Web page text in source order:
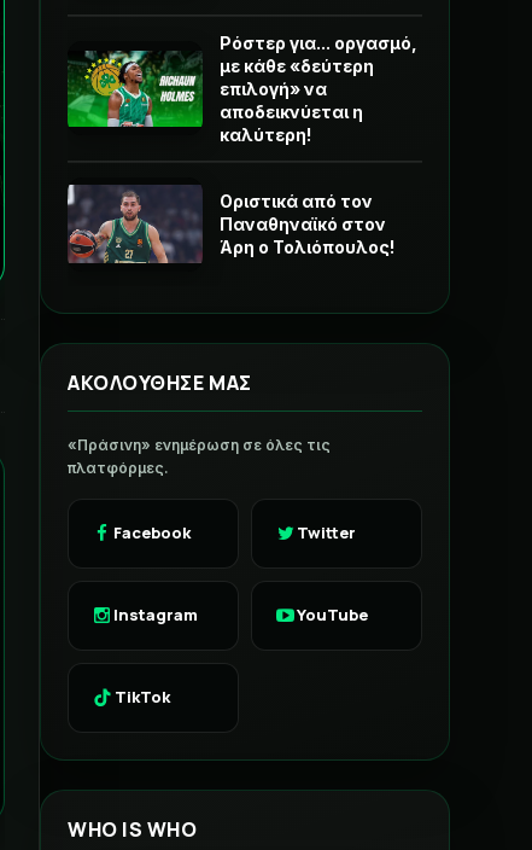
Ρόστερ για... οργασμό,
με κάθε «δεύτερη
επιλογή» να
αποδεικνύεται η
καλύτερη!
Οριστικά από τον
Παναθηναϊκό στον
Άρη ο Τολιόπουλος!
ΑΚΟΛΟΥΘΗΣΕ ΜΑΣ
«Πράσινη» ενημέρωση σε όλες τις
πλατφόρμες.
Facebook Twitter
Instagram YouTube
TikTok
WHO IS WHO